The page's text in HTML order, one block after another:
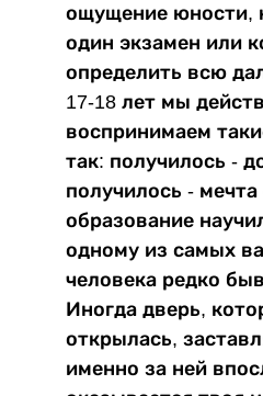
ощущение юности,
один экзамен или
определить всю
17-18 лет мы
воспринимаем
так: получилось -
получилось -
образование
одному из самых
человека редко
Иногда дверь,
открылась,
именно за ней